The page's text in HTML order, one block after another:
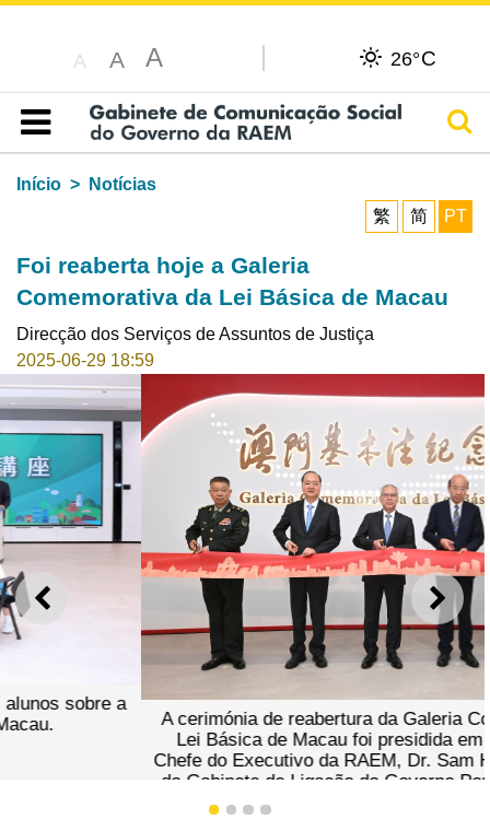
A A A 26°C
Índice
Início
Notícias
繁
简 PT
Foi reaberta hoje a Galeria
Comemorativa da Lei Básica de Macau
Direcção dos Serviços de Assuntos de Justiça
2025-06-29 18:59
ANTERIOR
A cerimónia de reabertura da Galeria Comemorativa da
Lei Básica de Macau foi presidida em conjunto pelo
Chefe do Executivo da RAEM, Dr. Sam Hou Fai, Director
do Gabinete de Ligação do Governo Popular Central na
RAEM, Dr. Zheng Xincong, Comissário do Ministério dos
1 2 3 4